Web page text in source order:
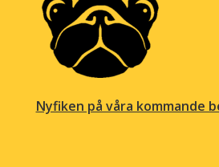
Nyfiken på våra kommande